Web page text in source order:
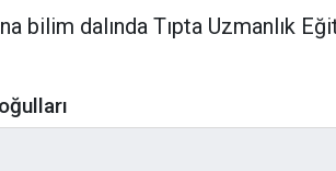
bilim dalında Tıpta Uzmanlık